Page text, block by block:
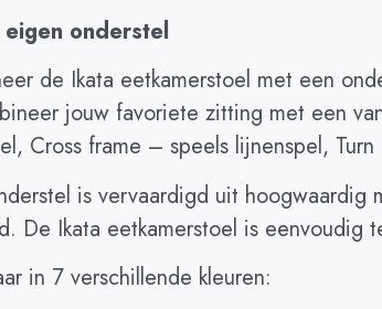
eigen onderstel
de Ikata eetkamerstoel met een
jouw favoriete zitting met een
Cross frame – speels lijnenspel,
is vervaardigd uit
De Ikata eetkamerstoel is eenvoudig
in 7 verschillende kleuren: